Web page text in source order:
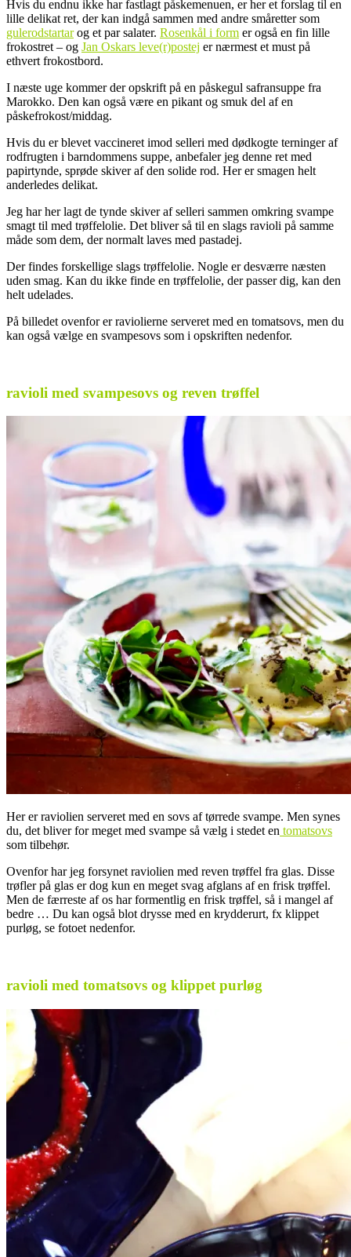
Hvis du endnu ikke har fastlagt påskemenuen, er her et forslag til en
lille delikat ret, der kan indgå sammen med andre småretter som
gulerodstartarog et par salater. Rosenkål i form er også en fin lille
frokostret – og Jan Oskars leve(r)postej er nærmest et must på
ethvert frokostbord.
I næste uge kommer der opskrift på en påskegul safransuppe fra
Marokko. Den kan også være en pikant og smuk del af en
påskefrokost/middag.
Hvis du er blevet vaccineret imod selleri med dødkogte terninger af
rodfrugten i barndommens suppe, anbefaler jeg denne ret med
papirtynde, sprøde skiver af den solide rod. Her er smagen helt
anderledes delikat.
Jeg har her lagt de tynde skiver af selleri sammen omkring svampe
smagt til med trøffelolie. Det bliver så til en slags ravioli på samme
måde som dem, der normalt laves med pastadej.
Der findes forskellige slags trøffelolie. Nogle er desværre næsten
uden smag. Kan du ikke finde en trøffelolie, der passer dig, kan den
helt udelades.
På billedet ovenfor er raviolierne serveret med en tomatsovs, men du
kan også vælge en svampesovs som i opskriften nedenfor.
ravioli med svampesovs og reven trøffel
Her er raviolien serveret med en sovs af tørrede svampe. Men synes
du, det bliver for meget med svampe så vælg i stedet en tomatsovs
som tilbehør.
Ovenfor har jeg forsynet raviolien med reven trøffel fra glas. Disse
trøfler på glas er dog kun en meget svag afglans af en frisk trøffel.
Men de færreste af os har formentlig en frisk trøffel, så i mangel af
bedre … Du kan også blot drysse med en krydderurt, fx klippet
purløg, se fotoet nedenfor.
ravioli med tomatsovs og klippet purløg